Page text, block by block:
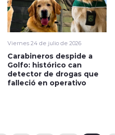
Viernes 24 de julio de 2026
Carabineros despide a
Golfo: histórico can
detector de drogas que
falleció en operativo